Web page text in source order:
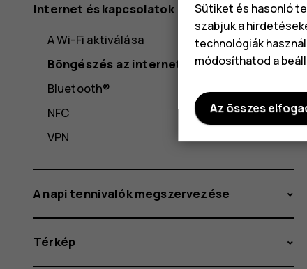
Internet és kapcsolatok
A Wi-Fi aktiválása
Böngészés az interneten
Bluetooth®
NFC
VPN
A napi tennivalók megszervezése
Térkép
Sütiket és hasonló
szabjuk a
technológiák
módosíthatod a
Az összes